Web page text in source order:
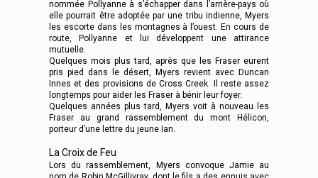
nommée Pollyanne à s’échapper dans l’arrière-pays où
elle pourrait être adoptée par une tribu indienne, Myers
les escorte dans les montagnes à l’ouest. En cours de
route, Pollyanne et lui développent une attirance
mutuelle.
Quelques mois plus tard, après que les Fraser eurent
pris pied dans le désert, Myers revient avec Duncan
Innes et des provisions de Cross Creek. Il reste assez
longtemps pour aider les Fraser à bénir leur foyer.
Quelques années plus tard, Myers voit à nouveau les
Fraser au grand rassemblement du mont Hélicon,
porteur d’une lettre du jeune Ian.
La Croix de Feu
Lors du rassemblement, Myers convoque Jamie au